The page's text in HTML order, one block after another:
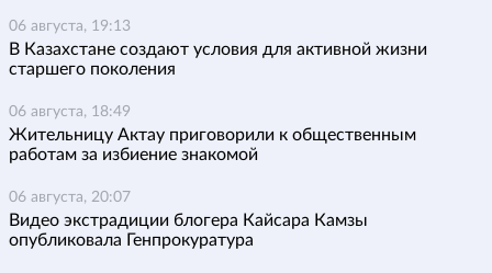
06 августа, 19:13
В Казахстане создают условия для активной жизни
старшего поколения
06 августа, 18:49
Жительницу Актау приговорили к общественным
работам за избиение знакомой
06 августа, 20:07
Видео экстрадиции блогера Кайсара Камзы
опубликовала Генпрокуратура